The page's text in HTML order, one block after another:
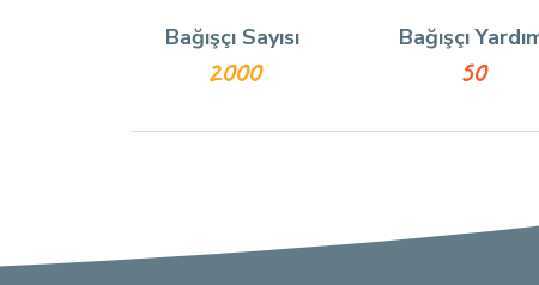
Bağışçı Sayısı
2000
Bağışçı
50